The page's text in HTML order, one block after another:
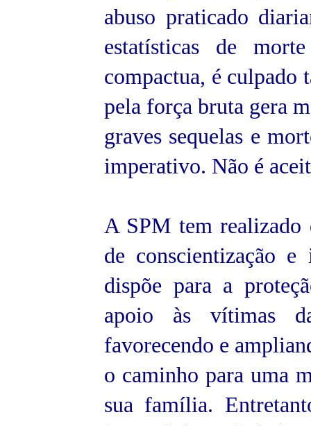
abuso praticado
estatísticas de
compactua, é culpado
pela força bruta gera
graves sequelas e
imperativo. Não é
A SPM tem realizado
de conscientização
dispõe para a
apoio às vítimas
favorecendo e
o caminho para uma
sua família.